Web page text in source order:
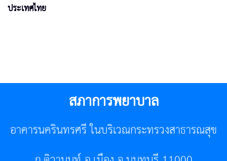
ประเทศไทย
สภาการพยาบาล
อาคารนครินทรศรี ในบริเวณกระทรวงสาธารณสุข